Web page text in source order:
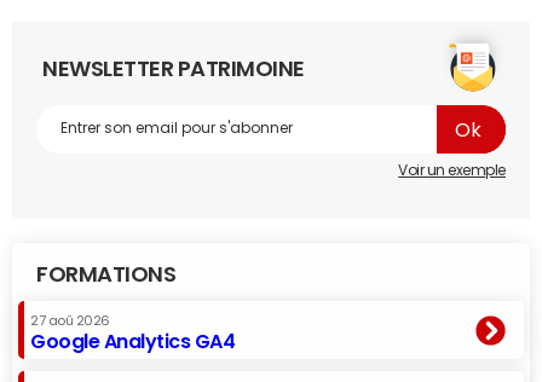
NEWSLETTER PATRIMOINE
Voir un exemple
FORMATIONS
27 aoû 2026
Google Analytics GA4